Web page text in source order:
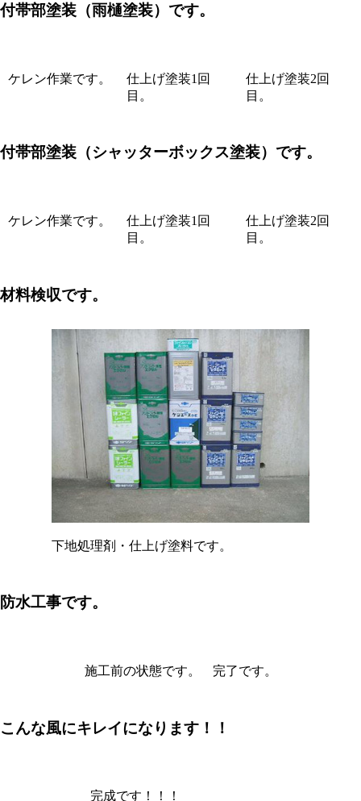
付帯部塗装（雨樋塗装）です。
ケレン作業です。
仕上げ塗装1回
目。
仕上げ塗装2回
目。
付帯部塗装（シャッターボックス塗装）です。
ケレン作業です。
仕上げ塗装1回
目。
仕上げ塗装2回
目。
材料検収です。
下地処理剤・仕上げ塗料です。
防水工事です。
施工前の状態です。 完了です。
こんな風にキレイになります！！
完成です！！！